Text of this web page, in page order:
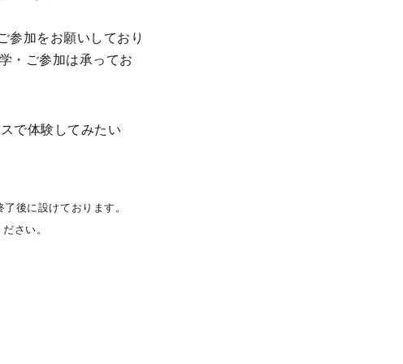
参加をお願いしており
・ご参加は承ってお
で体験してみたい
後に設けております。
さい。